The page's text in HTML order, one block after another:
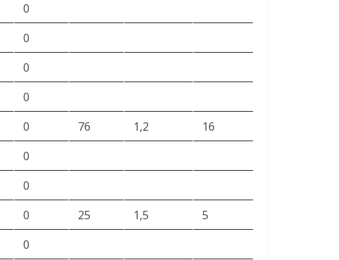
0
0
0
0
0 76 1,2
16
0
0
0 25 1,5
5
0